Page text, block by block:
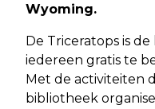
Wyoming.
De Triceratops is
iedereen gratis te
Met de activiteiten
bibliotheek